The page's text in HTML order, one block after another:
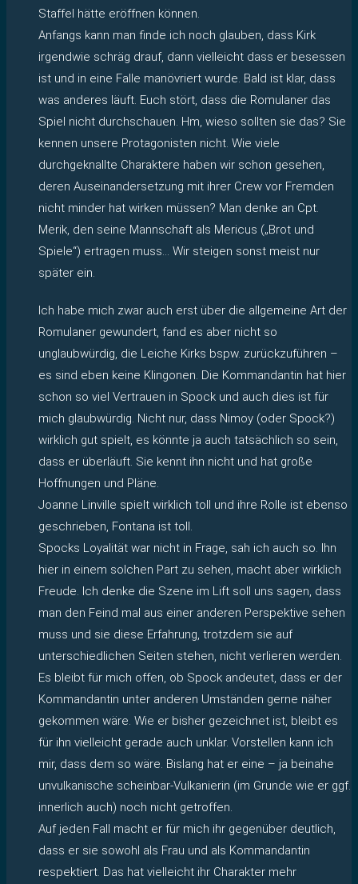
Staffel hätte eröffnen können.
Anfangs kann man finde ich noch glauben, dass Kirk
irgendwie schräg drauf, dann vielleicht dass er besessen
ist und in eine Falle manövriert wurde. Bald ist klar, dass
was anderes läuft. Euch stört, dass die Romulaner das
Spiel nicht durchschauen. Hm, wieso sollten sie das? Sie
kennen unsere Protagonisten nicht. Wie viele
durchgeknallte Charaktere haben wir schon gesehen,
deren Auseinandersetzung mit ihrer Crew vor Fremden
nicht minder hat wirken müssen? Man denke an Cpt.
Merik, den seine Mannschaft als Mericus („Brot und
Spiele“) ertragen muss… Wir steigen sonst meist nur
später ein.
Ich habe mich zwar auch erst über die allgemeine Art der
Romulaner gewundert, fand es aber nicht so
unglaubwürdig, die Leiche Kirks bspw. zurückzuführen –
es sind eben keine Klingonen. Die Kommandantin hat hier
schon so viel Vertrauen in Spock und auch dies ist für
mich glaubwürdig. Nicht nur, dass Nimoy (oder Spock?)
wirklich gut spielt, es könnte ja auch tatsächlich so sein,
dass er überläuft. Sie kennt ihn nicht und hat große
Hoffnungen und Pläne.
Joanne Linville spielt wirklich toll und ihre Rolle ist ebenso
geschrieben, Fontana ist toll.
Spocks Loyalität war nicht in Frage, sah ich auch so. Ihn
hier in einem solchen Part zu sehen, macht aber wirklich
Freude. Ich denke die Szene im Lift soll uns sagen, dass
man den Feind mal aus einer anderen Perspektive sehen
muss und sie diese Erfahrung, trotzdem sie auf
unterschiedlichen Seiten stehen, nicht verlieren werden.
Es bleibt für mich offen, ob Spock andeutet, dass er der
Kommandantin unter anderen Umständen gerne näher
gekommen wäre. Wie er bisher gezeichnet ist, bleibt es
für ihn vielleicht gerade auch unklar. Vorstellen kann ich
mir, dass dem so wäre. Bislang hat er eine – ja beinahe
unvulkanische scheinbar-Vulkanierin (im Grunde wie er ggf.
innerlich auch) noch nicht getroffen.
Auf jeden Fall macht er für mich ihr gegenüber deutlich,
dass er sie sowohl als Frau und als Kommandantin
respektiert. Das hat vielleicht ihr Charakter mehr